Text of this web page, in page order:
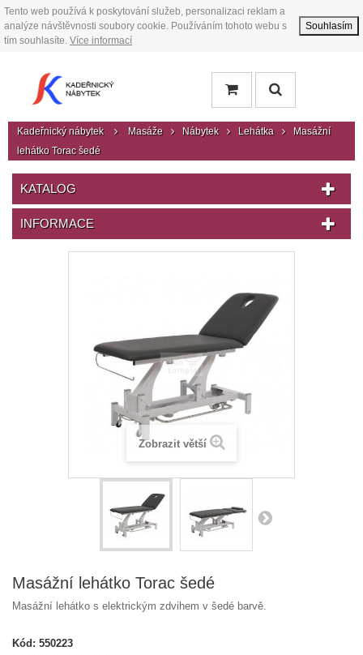
Tento web používá k poskytování služeb, personalizaci reklam a
analýze návštěvnosti soubory cookie. Používáním tohoto webu s
tím souhlasíte. Více informací
Souhlasím
Kadeřnický nábytek Masáže Nábytek Lehátka
Masážní
lehátko Torac šedé
KATALOG
INFORMACE
Zobrazit větší
Masážní lehátko Torac šedé
Masážní lehátko s elektrickým zdvihem v šedé barvě.
Kód: 550223